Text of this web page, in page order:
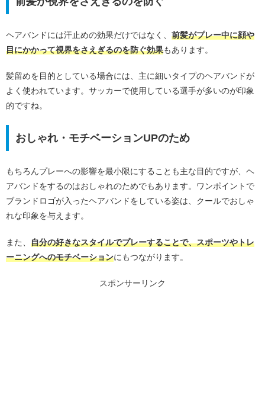
ヘアバンドには汗止めの効果だけではなく、 前髪がプレー中に顔や
目にかかって視界をさえぎるのを防ぐ効果もあります。
髪留めを目的としている場合には、主に細いタイプのヘアバンドが
よく使われています。サッカーで使用している選手が多いのが印象
的ですね。
おしゃれ・モチベーションUPのため
もちろんプレーへの影響を最小限にすることも主な目的ですが、ヘ
アバンドをするのはおしゃれのためでもあります。ワンポイントで
ブランドロゴが入ったヘアバンドをしている姿は、クールでおしゃ
れな印象を与えます。
また、 自分の好きなスタイルでプレーすることで、スポーツやトレ
ーニングへのモチベーションにもつながります。
スポンサーリンク